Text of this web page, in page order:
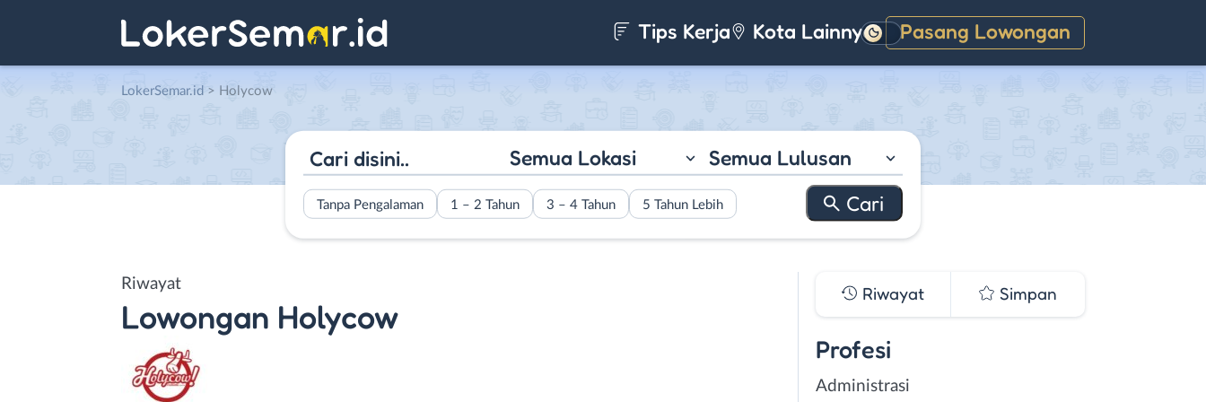
Tips Kerja Kota Lainnya Pasang Lowongan
Gelap
LokerSemar.id > Holycow
Semua Lokasi Semua Lulusan
Tanpa Pengalaman 1 – 2 Tahun 3 – 4 Tahun 5 Tahun Lebih
Riwayat
Lowongan Holycow
Riwayat Simpan
Profesi
Administrasi